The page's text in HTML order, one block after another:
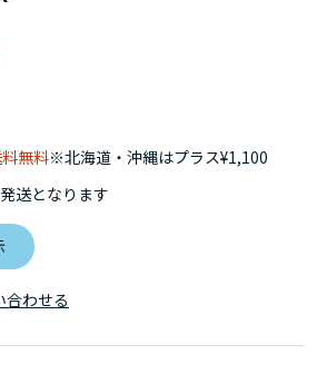
無料※北海道・沖縄はプラス¥1,100
送となります
合わせる